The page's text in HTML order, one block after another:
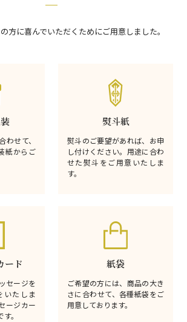
方に喜んでいただくためにご用意しました。
わせて、
紙からご
熨斗紙
熨斗のご要望があれば、お申
し付けください。用途に合わ
せた熨斗をご用意いたしま
す。
ード
セージを
いたしま
ージカー
。
紙袋
ご希望の方には、商品の大き
さに合わせて、各種紙袋をご
用意しております。